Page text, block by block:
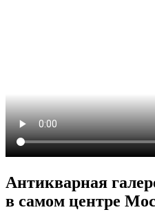
Антикварная
в самом центре